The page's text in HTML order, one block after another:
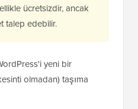
ücretsizdir, ancak
talep edebilir.
yeni bir
olmadan) taşıma